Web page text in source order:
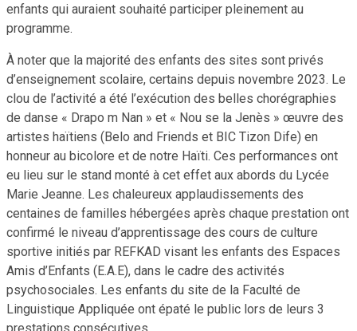
enfants qui auraient souhaité participer pleinement au
programme.
À noter que la majorité des enfants des sites sont privés
d’enseignement scolaire, certains depuis novembre 2023. Le
clou de l’activité a été l’exécution des belles chorégraphies
de danse « Drapo m Nan » et « Nou se la Jenès » œuvre des
artistes haïtiens (Belo and Friends et BIC Tizon Dife) en
honneur au bicolore et de notre Haïti. Ces performances ont
eu lieu sur le stand monté à cet effet aux abords du Lycée
Marie Jeanne. Les chaleureux applaudissements des
centaines de familles hébergées après chaque prestation ont
confirmé le niveau d’apprentissage des cours de culture
sportive initiés par REFKAD visant les enfants des Espaces
Amis d’Enfants (E.A.E), dans le cadre des activités
psychosociales. Les enfants du site de la Faculté de
Linguistique Appliquée ont épaté le public lors de leurs 3